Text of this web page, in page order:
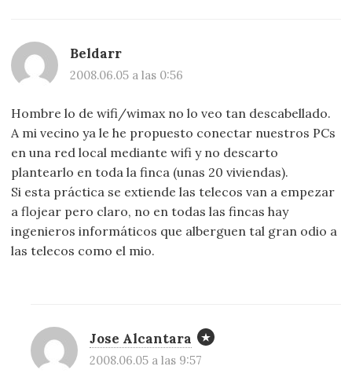
Beldarr
2008.06.05 a las 0:56
Hombre lo de wifi/wimax no lo veo tan descabellado.
A mi vecino ya le he propuesto conectar nuestros PCs
en una red local mediante wifi y no descarto
plantearlo en toda la finca (unas 20 viviendas).
Si esta práctica se extiende las telecos van a empezar
a flojear pero claro, no en todas las fincas hay
ingenieros informáticos que alberguen tal gran odio a
las telecos como el mio.
Jose Alcantara
2008.06.05 a las 9:57